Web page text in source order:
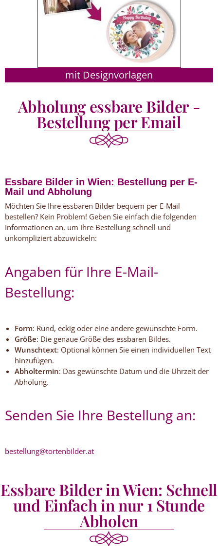
mit Designvorlagen
Abholung essbare Bilder -
Bestellung per Email
Essbare Bilder in Wien: Bestellung per E-
Mail und Abholung
Möchten Sie Ihre essbaren Bilder bequem per E-Mail
bestellen? Kein Problem! Geben Sie einfach die folgenden
Informationen an, um Ihre Bestellung schnell und
unkompliziert abzuwickeln:
Angaben für Ihre E-Mail-
Bestellung:
Form: Rund, eckig oder eine andere gewünschte Form.
Größe: Die genaue Größe des essbaren Bildes.
Wunschtext: Optional können Sie einen individuellen Text
hinzufügen.
Abholtermin: Das gewünschte Datum und die Uhrzeit der
Abholung.
Senden Sie Ihre Bestellung an:
bestellung@tortenbilder.at
Essbare Bilder in Wien: Schnell
und Einfach in nur 1 Stunde
Abholen